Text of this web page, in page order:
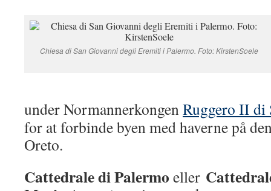
Chiesa di San Giovanni degli Eremiti i Palermo. Foto: KirstenSoele
under NormannerkongenRuggero II di
for at forbinde byen med haverne på
Oreto.
Cattedrale di Palermo eller